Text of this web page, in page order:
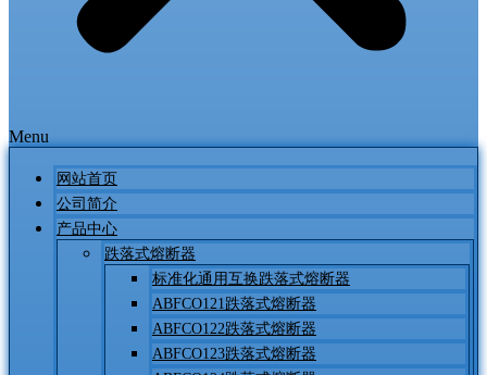
Menu
网站首页
公司简介
产品中心
跌落式熔断器
标准化通用互换跌落式熔断器
ABFCO121跌落式熔断器
ABFCO122跌落式熔断器
ABFCO123跌落式熔断器